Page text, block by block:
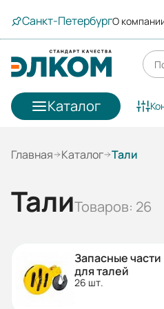
Санкт-ПетербургО
Каталог
Главная Каталог Тали
ТалиТоваров: 26
Запасные части
для талей
26 шт.